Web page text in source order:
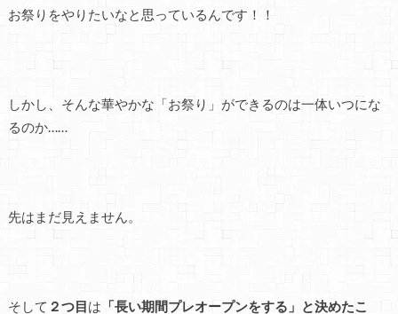
お祭りをやりたいなと思っているんです！！
しかし、そんな華やかな「お祭り」ができるのは一体いつにな
るのか……
先はまだ見えません。
そして ２つ目は 「長い期間プレオープンをする」と決めたこ